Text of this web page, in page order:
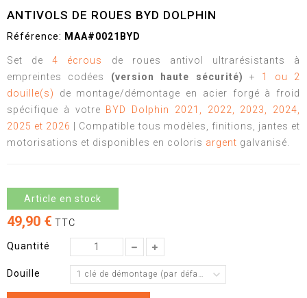
ANTIVOLS DE ROUES BYD DOLPHIN
Référence: MAA#0021BYD
Set de4 écrous
de roues antivol ultrarésistants à
empreintes codées (version haute sécurité) + 1 ou 2
douille(s)
de montage/démontage en acier forgé à froid
spécifique à votre BYD Dolphin 2021, 2022, 2023, 2024,
2025 et 2026
| Compatible tous modèles, finitions, jantes et
motorisations et disponibles en coloris argent galvanisé.
Article en stock
49,90 € TTC
Quantité
Douille 1 clé de démontage (par défaut)